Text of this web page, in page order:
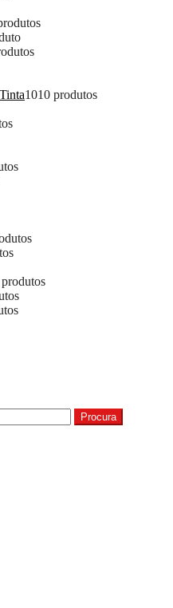
1010 produtos
Procura